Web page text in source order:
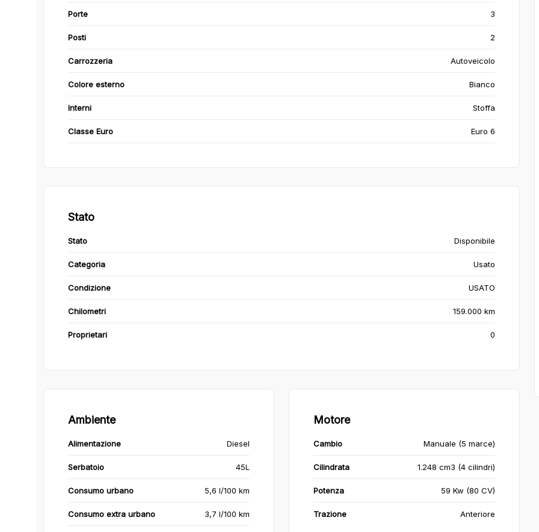
Porte 3
Posti 2
Carrozzeria Autoveicolo
Colore esterno Bianco
Interni Stoffa
Classe Euro Euro 6
Stato
Stato Disponibile
Categoria Usato
Condizione USATO
Chilometri 159.000 km
Proprietari 0
Ambiente
Alimentazione Diesel
Serbatoio 45L
Consumo urbano 5,6 l/100 km
Consumo extra urbano 3,7 l/100 km
Motore
Cambio Manuale (5 marce)
Cilindrata 1.248 cm3 (4 cilindri)
Potenza 59 Kw (80 CV)
Trazione Anteriore